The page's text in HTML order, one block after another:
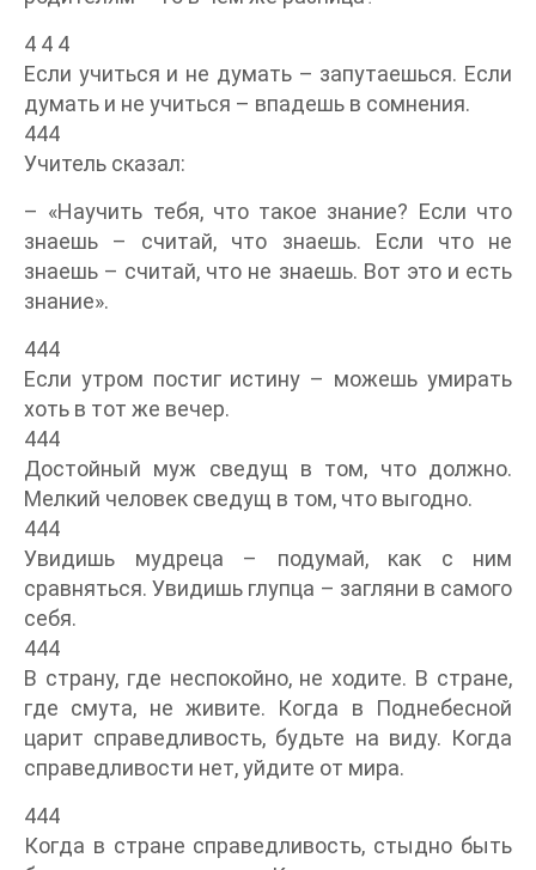
4 4 4
Если учиться и не думать – запутаешься. Если
думать и не учиться – впадешь в сомнения.
444
Учитель сказал:
– «Научить тебя, что такое знание? Если что
знаешь – считай, что знаешь. Если что не
знаешь – считай, что не знаешь. Вот это и есть
знание».
444
Если утром постиг истину – можешь умирать
хоть в тот же вечер.
444
Достойный муж сведущ в том, что должно.
Мелкий человек сведущ в том, что выгодно.
444
Увидишь мудреца – подумай, как с ним
сравняться. Увидишь глупца – загляни в самого
себя.
444
В страну, где неспокойно, не ходите. В стране,
где смута, не живите. Когда в Поднебесной
царит справедливость, будьте на виду. Когда
справедливости нет, уйдите от мира.
444
Когда в стране справедливость, стыдно быть